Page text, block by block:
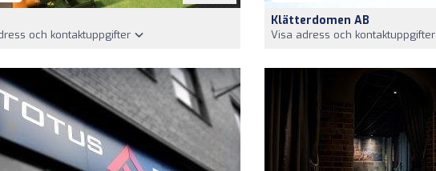
och kontaktuppgifter
Klätterdomen AB
Visa adress och kontaktuppgifter